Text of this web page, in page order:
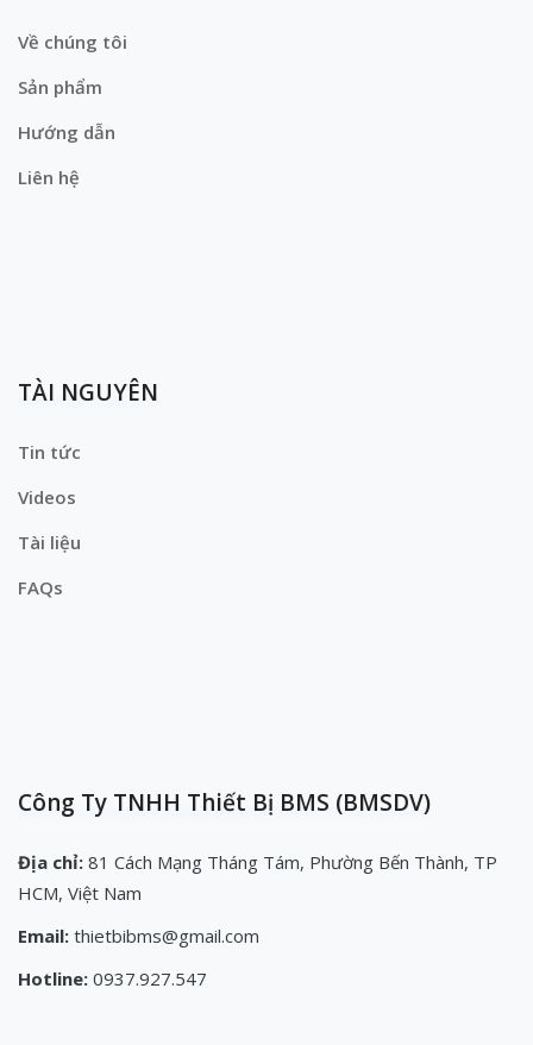
Về chúng tôi
Sản phẩm
Hướng dẫn
Liên hệ
TÀI NGUYÊN
Tin tức
Videos
Tài liệu
FAQs
Công Ty TNHH Thiết Bị BMS (BMSDV)
Địa chỉ: 81 Cách Mạng Tháng Tám, Phường Bến Thành, TP
HCM, Việt Nam
Email: thietbibms@gmail.com
Hotline: 0937.927.547